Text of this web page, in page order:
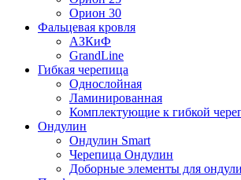
Орион 30
Фальцевая кровля
АЗКиФ
GrandLine
Гибкая черепица
Однослойная
Ламинированная
Комплектующие к гибкой
Ондулин
Ондулин Smart
Черепица Ондулин
Доборные элементы для